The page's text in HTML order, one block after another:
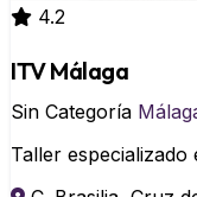
4.2
ITV Málaga
Sin Categoría
Taller